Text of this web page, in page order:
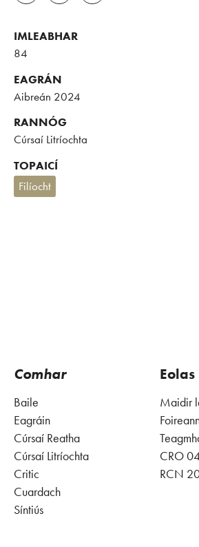
IMLEABHAR
84
EAGRÁN
Aibreán 2024
RANNÓG
Cúrsaí Litríochta
TOPAICÍ
Filíocht
Comhar
Baile
Eagráin
Cúrsaí Reatha
Cúrsaí Litríochta
Critic
Cuardach
Síntiús
Eolas
Maidir
CRO
RCN